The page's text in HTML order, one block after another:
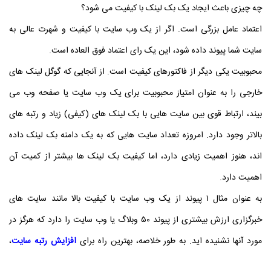
چه چیزی باعث ایجاد یک بک لینک با کیفیت می شود؟
اعتماد عامل بزرگی است. اگر از یک وب سایت با کیفیت و شهرت عالی به
سایت شما پیوند داده شود، این یک رای اعتماد فوق العاده است.
محبوبیت یکی دیگر از فاکتورهای کیفیت است. از آنجایی که گوگل لینک های
خارجی را به عنوان امتیاز محبوبیت برای یک وب سایت یا صفحه وب می
بیند، ارتباط قوی بین سایت هایی با بک لینک های (کیفی) زیاد و رتبه های
بالاتر وجود دارد. امروزه تعداد سایت هایی که به یک دامنه بک لینک داده
اند، هنوز اهمیت زیادی دارد، اما کیفیت بک لینک ها بیشتر از کمیت آن
اهمیت دارد.
به عنوان مثال ۱ پیوند از یک وب سایت با کیفیت بالا مانند سایت های
خبرگزاری ارزش بیشتری از پیوند ۵۰ وبلاگ یا وب سایت را دارد که هرگز در
مورد آنها نشنیده اید. به طور خلاصه، بهترین راه برایافزایش رتبه سایت،